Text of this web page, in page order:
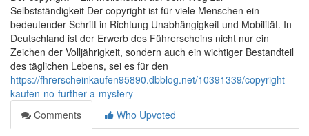
Selbstständigkeit Der copyright ist für viele Menschen ein
bedeutender Schritt in Richtung Unabhängigkeit und Mobilität. In
Deutschland ist der Erwerb des Führerscheins nicht nur ein
Zeichen der Volljährigkeit, sondern auch ein wichtiger Bestandteil
des täglichen Lebens, sei es für den
https://fhrerscheinkaufen95890.dbblog.net/10391339/copyright-
kaufen-no-further-a-mystery
Comments
Who Upvoted